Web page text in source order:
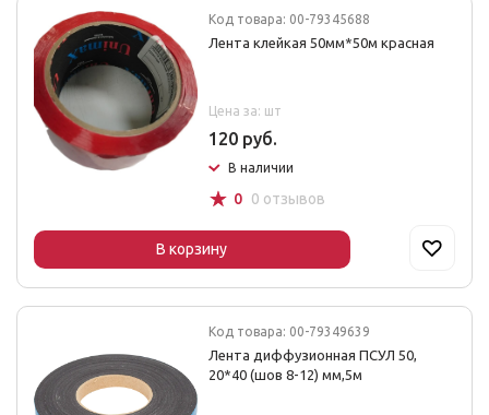
Код товара: 00-79345688
Лента клейкая 50мм*50м красная
Цена за: шт
120 руб.
В наличии
☆ 0 0 отзывов
В корзину
Код товара: 00-79349639
Лента диффузионная ПСУЛ 50,
20*40 (шов 8-12) мм,5м